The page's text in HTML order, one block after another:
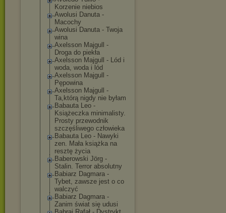
Korzenie niebios
Awolusi Danuta -
Macochy
Awolusi Danuta - Twoja
wina
Axelsson Majgull -
Droga do piekła
Axelsson Majgull - Lód i
woda, woda i lód
Axelsson Majgull -
Pępowina
Axelsson Majgull -
Ta,którą nigdy nie byłam
Babauta Leo -
Książeczka minimalisty.
Prosty przewodnik
szczęśliwego człowieka
Babauta Leo - Nawyki
zen. Mała książka na
resztę życia
Baberowski Jörg -
Stalin. Terror absolutny
Babiarz Dagmara -
Tybet, zawsze jest o co
walczyć
Babiarz Dagmara -
Zanim świat się udusi